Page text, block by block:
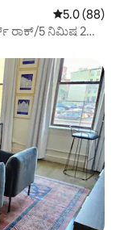
5 ರಲ್ಲಿ 5.0
5.0 (88)
ರಾಕ್/5 ನಿಮಿಷ 2